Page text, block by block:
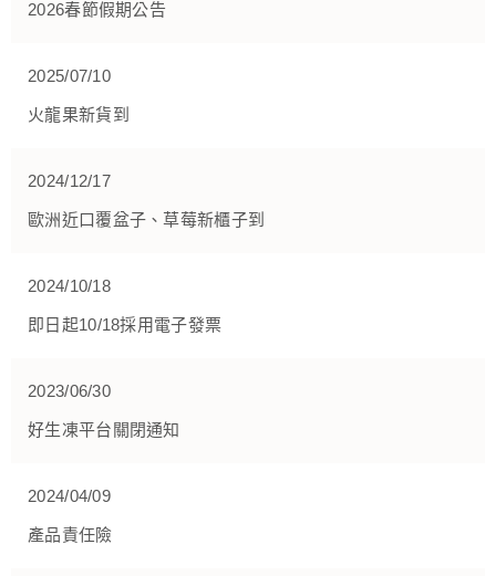
2026春節假期公告
2025/07/10
火龍果新貨到
2024/12/17
歐洲近口覆盆子、草莓新櫃子到
2024/10/18
即日起10/18採用電子發票
2023/06/30
好生凍平台關閉通知
2024/04/09
產品責任險